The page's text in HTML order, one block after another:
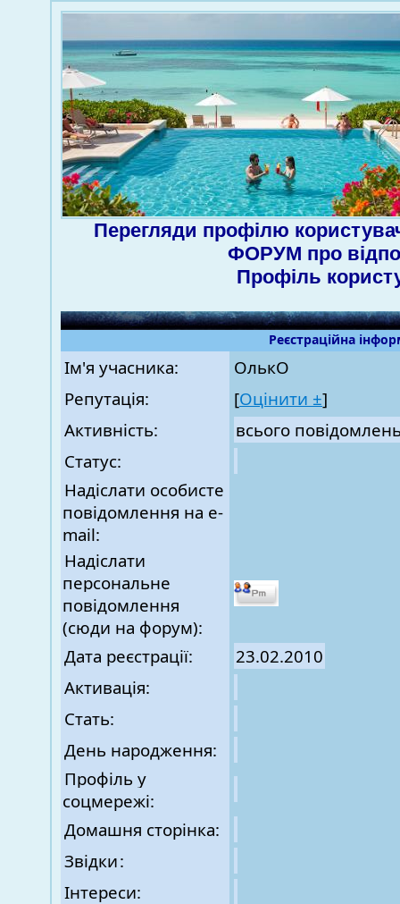
Перегляди профілю
ФОРУМ про
Профіль
Реєстраційна
Ім'я учасника:
OлькО
Репутація:
[Оцінити ±]
Активність:
всього
Статус:
Надіслати особисте
повідомлення на e-
mail:
Надіслати
персональне
повідомлення
(сюди на форум):
Дата реєстрації:
23.02.2010
Активація:
Стать:
День народження:
Профіль у
соцмережі:
Домашня сторінка:
Звідки:
Інтереси: